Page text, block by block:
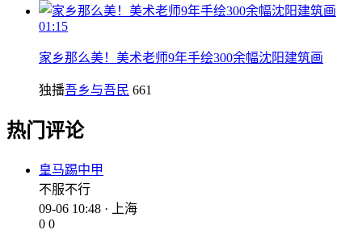
01:15
家乡那么美！美术老师9年手绘300余幅沈阳建筑画
独播吾乡与吾民 661
热门评论
皇马踢中甲
不服不行
09-06 10:48 · 上海
0 0